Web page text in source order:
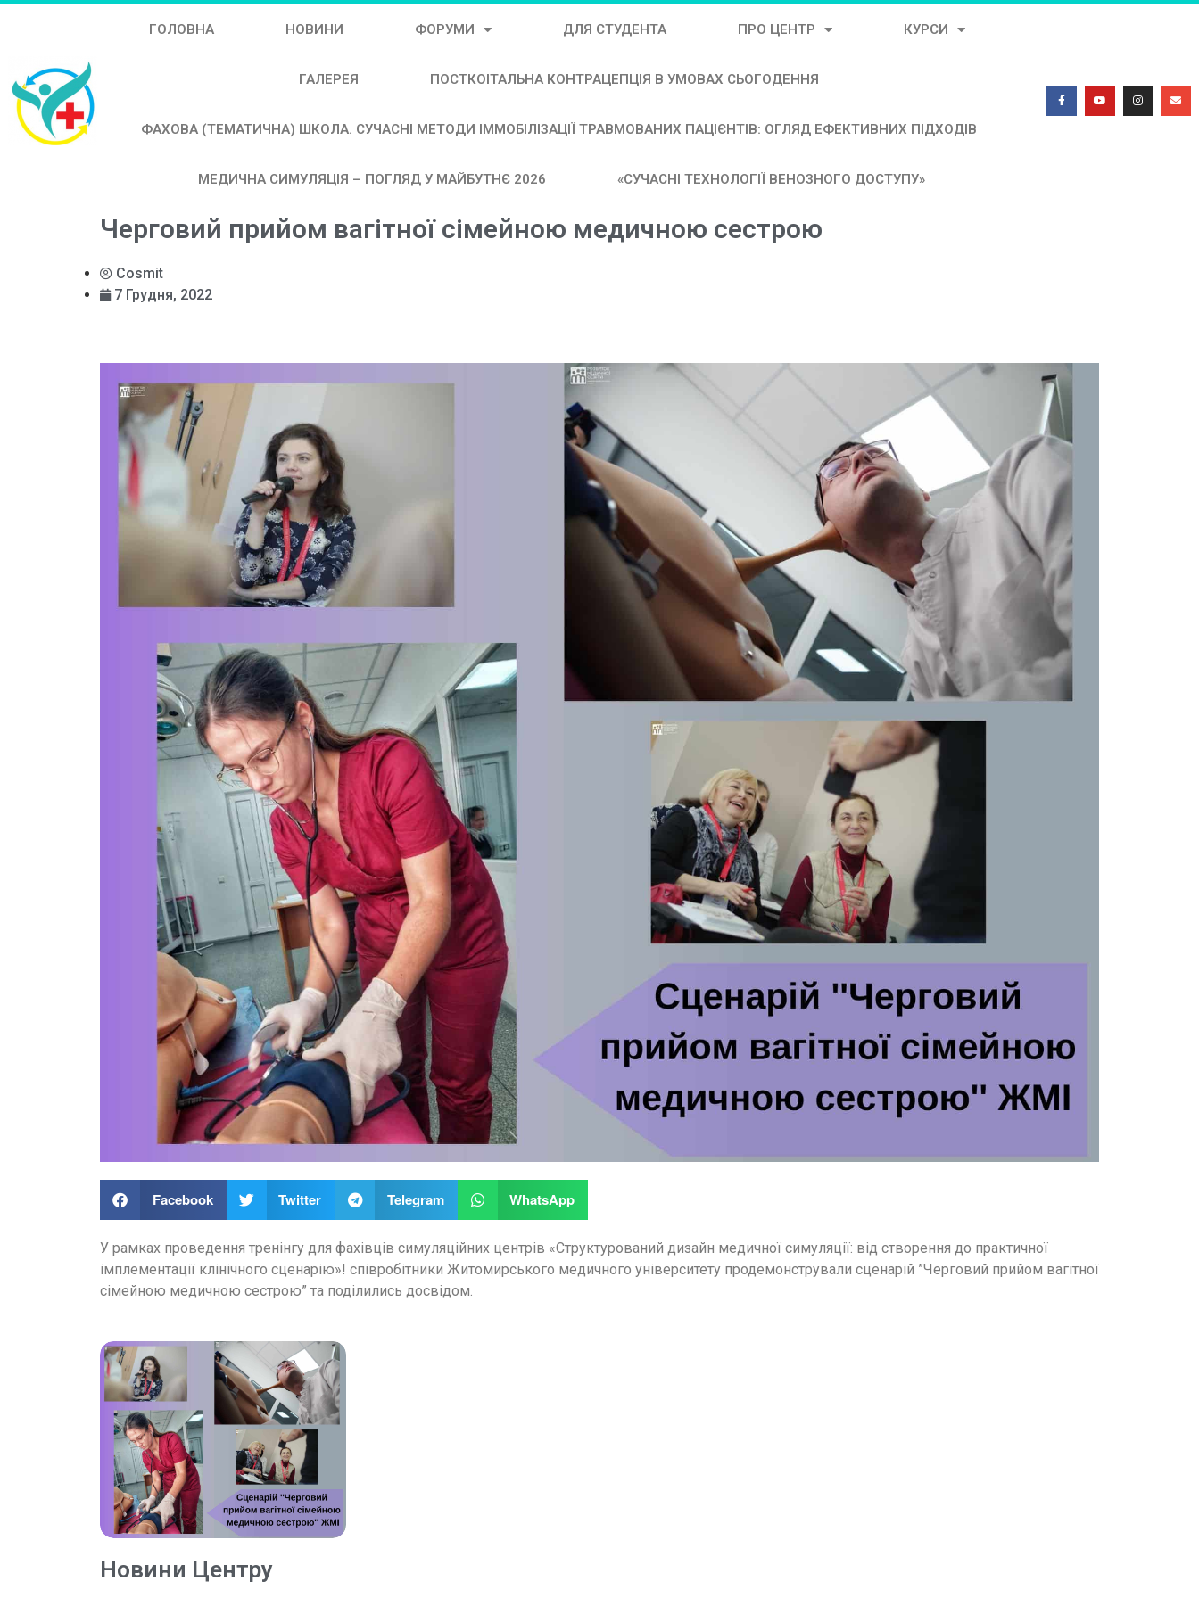
ГОЛОВНА НОВИНИ ФОРУМИ ДЛЯ СТУДЕНТА ПРО ЦЕНТР КУРСИ
ГАЛЕРЕЯ ПОСТКОІТАЛЬНА КОНТРАЦЕПЦІЯ В УМОВАХ СЬОГОДЕННЯ
ФАХОВА (ТЕМАТИЧНА) ШКОЛА. СУЧАСНІ МЕТОДИ ІММОБІЛІЗАЦІЇ ТРАВМОВАНИХ ПАЦІЄНТІВ: ОГЛЯД ЕФЕКТИВНИХ ПІДХОДІВ
МЕДИЧНА СИМУЛЯЦІЯ – ПОГЛЯД У МАЙБУТНЄ 2026 «СУЧАСНІ ТЕХНОЛОГІЇ ВЕНОЗНОГО ДОСТУПУ»
Черговий прийом вагітної сімейною медичною сестрою
Cosmit
7 Грудня, 2022
Facebook Twitter Telegram WhatsApp
У рамках проведення тренінгу для фахівців симуляційних центрів «Структурований дизайн медичної симуляції: від створення до практичної
імплементації клінічного сценарію»! співробітники Житомирського медичного університету продемонстрували сценарій ”Черговий прийом вагітної
сімейною медичною сестрою” та поділились досвідом.
Новини Центру